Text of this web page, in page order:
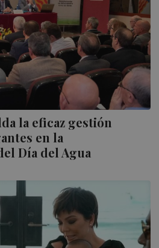
la eficaz gestión
en la
Día del Agua